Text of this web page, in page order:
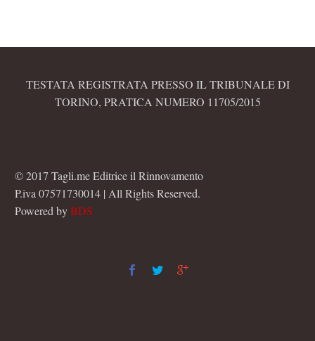
TESTATA REGISTRATA PRESSO IL TRIBUNALE DI
TORINO, PRATICA NUMERO 11705/2015
© 2017 Tagli.me Editrice il Rinnovamento
P.iva 07571730014 | All Rights Reserved.
Powered byBDS